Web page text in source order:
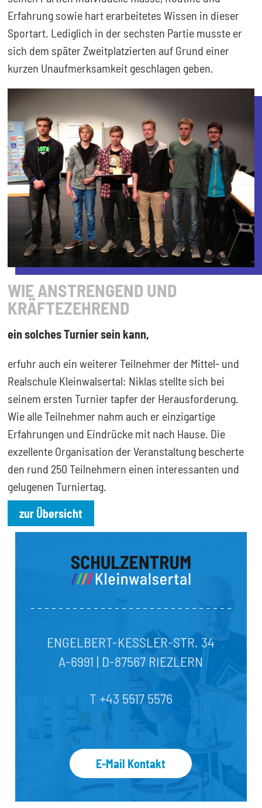
Erfahrung sowie hart erarbeitetes Wissen in dieser
Sportart. Lediglich in der sechsten Partie musste er
sich dem später Zweitplatzierten auf Grund einer
kurzen Unaufmerksamkeit geschlagen geben.
WIE ANSTRENGEND UND
KRÄFTEZEHREND
ein solches Turnier sein kann,
erfuhr auch ein weiterer Teilnehmer der Mittel- und
Realschule Kleinwalsertal: Niklas stellte sich bei
seinem ersten Turnier tapfer der Herausforderung.
Wie alle Teilnehmer nahm auch er einzigartige
Erfahrungen und Eindrücke mit nach Hause. Die
exzellente Organisation der Veranstaltung bescherte
den rund 250 Teilnehmern einen interessanten und
gelugenen Turniertag.
zur Übersicht
ENGELBERT-KESSLER-STR. 34
A-6991 | D-87567 RIEZLERN
T +43 5517 5576
E-Mail Kontakt